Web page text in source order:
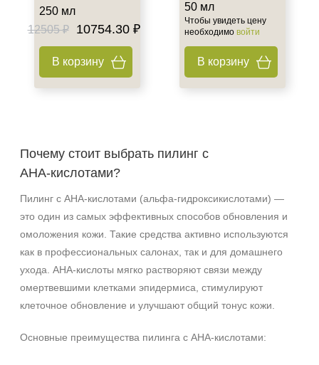
250 мл
12505 ₽
10754.30 ₽
В корзину
50 мл
Чтобы увидеть цену
необходимо войти
В корзину
Почему стоит выбрать пилинг с
АНА‑кислотами?
Пилинг с АНА‑кислотами (альфа‑гидроксикислотами) —
это один из самых эффективных способов обновления и
омоложения кожи. Такие средства активно используются
как в профессиональных салонах, так и для домашнего
ухода. АНА‑кислоты мягко растворяют связи между
омертвевшими клетками эпидермиса, стимулируют
клеточное обновление и улучшают общий тонус кожи.
Основные преимущества пилинга с АНА‑кислотами: